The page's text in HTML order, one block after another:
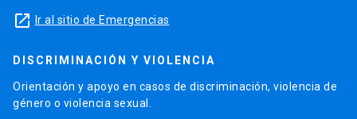
launch Ir al sitio de Emergencias
DISCRIMINACIÓN Y VIOLENCIA
Orientación y apoyo en casos de discriminación, violencia de
género o violencia sexual.